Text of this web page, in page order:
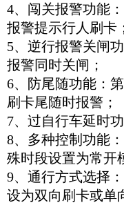
4、闯关报警功能
报警提示行人刷卡
5、逆行报警关闸
报警同时关闸；
6、防尾随功能：
刷卡尾随时报警；
7、过自行车延时
8、多种控制功能
殊时段设置为常开
9、通行方式选择
设为双向刷卡或单